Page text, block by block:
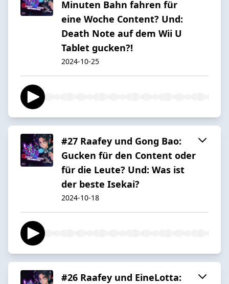
Minuten Bahn fahren für
eine Woche Content? Und:
Death Note auf dem Wii U
Tablet gucken?!
2024-10-25
#27 Raafey und Gong Bao:
Gucken für den Content oder
für die Leute? Und: Was ist
der beste Isekai?
2024-10-18
#26 Raafey und EineLotta: